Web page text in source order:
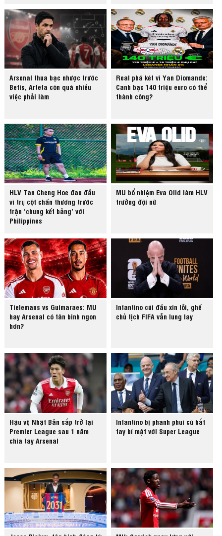
Arsenal thua bạc nhược trước
Betis, Arteta còn quá nhiều
việc phải làm
Real phá két vì Yan Diomande:
Canh bạc 140 triệu euro có thể
thành công?
HLV Tan Cheng Hoe đau đầu
vì trụ cột chấn thương trước
trận ‘chung kết bảng’ với
Philippines
MU bổ nhiệm Eva Olid làm HLV
trưởng đội nữ
Tielemans vs Guimaraes: MU
hay Arsenal có tân binh ngon
hơn?
Infantino cúi đầu xin lỗi, ghế
chủ tịch FIFA vẫn lung lay
Hậu vệ Nhật Bản sắp trở lại
Premier League sau 1 năm
chia tay Arsenal
Infantino bị phanh phui cú bắt
tay bí mật với Super League